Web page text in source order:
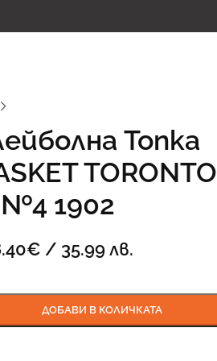
Топка
TORONTO
№4 1902
€ / 35.99 лв.
ДОБАВИ В КОЛИЧКАТА